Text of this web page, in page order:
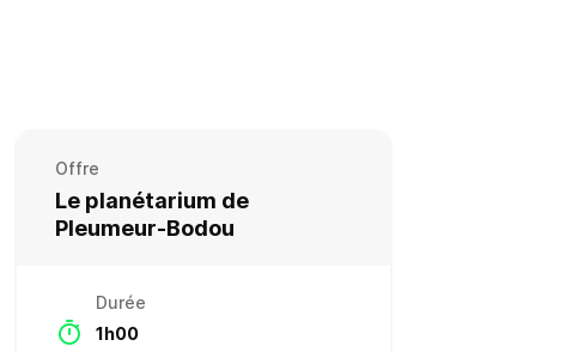
Offre
Le planétarium de
Pleumeur-Bodou
Durée
1h00